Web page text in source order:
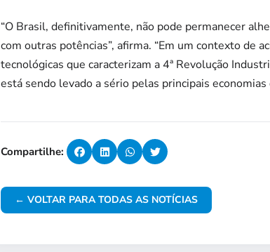
“O Brasil, definitivamente, não pode permanecer
com outras potências”, afirma. “Em um contexto de
tecnológicas que caracterizam a 4ª Revolução
está sendo levado a sério pelas principais
Compartilhe:
← VOLTAR PARA TODAS AS NOTÍCIAS